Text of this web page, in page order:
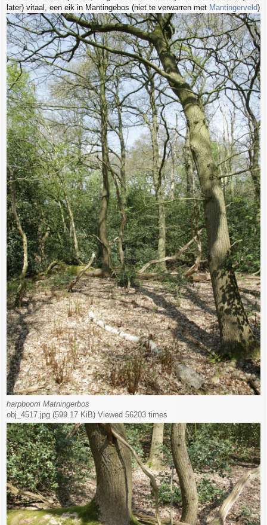
later) vitaal, een eik in Mantingebos (niet te verwarren met Mantingerveld)
harpboom Matningerbos
obj_4517.jpg (599.17 KiB) Viewed 56203 times